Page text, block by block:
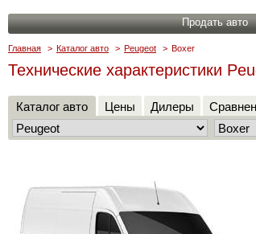
Продать авто
Главная > Каталог авто > Peugeot > Boxer
Технические характеристики
Каталог авто Цены Дилеры